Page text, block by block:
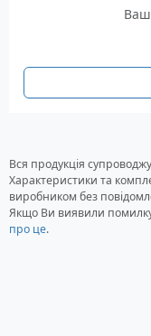
Ваш
Вся продукція
Характеристики та
виробником без
Якщо Ви виявили помилку
про це.